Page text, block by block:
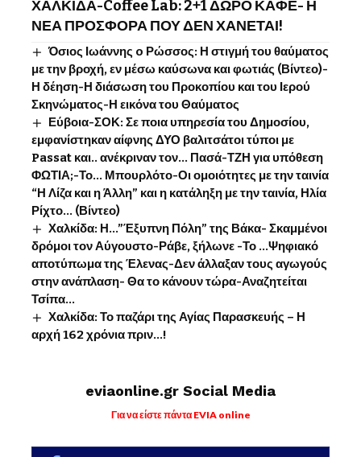
ΧΑΛΚΙΔΑ-Coffee Lab: 2+1 ΔΩΡΟ ΚΑΦΕ- Η
ΝΕΑ ΠΡΟΣΦΟΡΑ ΠΟΥ ΔΕΝ ΧΑΝΕΤΑΙ!
Όσιος Ιωάννης o Ρώσσος: Η στιγμή του θαύματος
με την βροχή, εν μέσω καύσωνα και φωτιάς (Βίντεο)-
Η δέηση-Η διάσωση του Προκοπίου και του Ιερού
Σκηνώματος-Η εικόνα του Θαύματος
Εύβοια-ΣΟΚ: Σε ποια υπηρεσία του Δημοσίου,
εμφανίστηκαν αίφνης ΔΥΟ βαλιτσάτοι τύποι με
Passat και.. ανέκριναν τον… Πασά-ΤΖΗ για υπόθεση
ΦΩΤΙΑ;-Το… Μπουρλότο-Οι ομοιότητες με την ταινία
“Η Λίζα και η Άλλη” και η κατάληξη με την ταινία, Ηλία
Ρίχτο… (Βίντεο)
Χαλκίδα: Η…”Έξυπνη Πόλη” της Βάκα- Σκαμμένοι
δρόμοι τον Αύγουστο-Ράβε, ξήλωνε -Το …Ψηφιακό
αποτύπωμα της Έλενας-Δεν άλλαξαν τους αγωγούς
στην ανάπλαση- Θα το κάνουν τώρα-Αναζητείται
Τσίπα…
Χαλκίδα: Το παζάρι της Αγίας Παρασκευής – Η
αρχή 162 χρόνια πριν…!
eviaonline.gr Social Media
Για να είστε πάντα EVIA online